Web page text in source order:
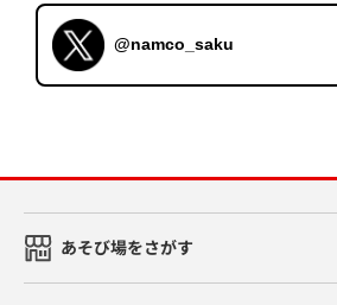
@namco_saku
あそび場をさがす